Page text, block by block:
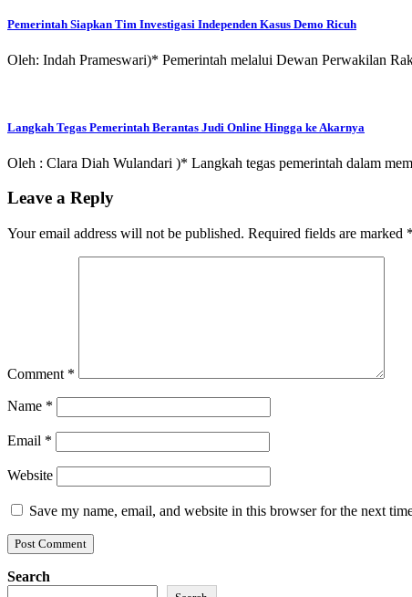
Pemerintah Siapkan Tim Investigasi Independen Kasus Demo Ricuh
Oleh: Indah Prameswari)* Pemerintah melalui Dewan Perwakilan
Langkah Tegas Pemerintah Berantas Judi Online Hingga ke Akarnya
Oleh : Clara Diah Wulandari )* Langkah tegas pemerintah dalam
Leave a Reply
Your email address will not be published. Required fields are marked *
Comment *
Name *
Email *
Website
Save my name, email, and website in this browser for the next
Search